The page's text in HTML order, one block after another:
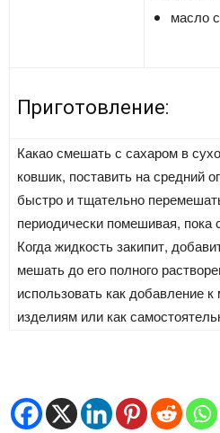
масло
Приготовление:
Какао смешать с сахаром в
ковшик, поставить на средний
быстро и тщательно
периодически помешивая, пока
Когда жидкость закипит,
мешать до его полного
использовать как добавление
изделиям или как